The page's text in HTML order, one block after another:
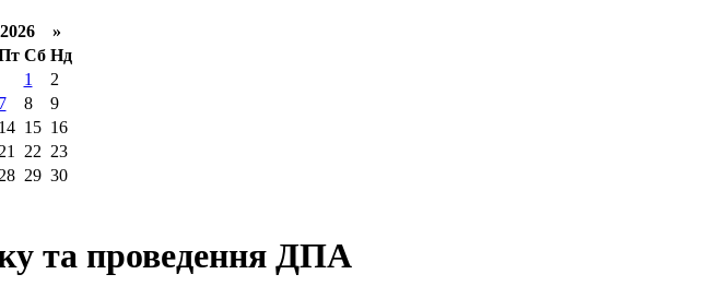
»
Сб Нд
1
2
7 8
9
14 15 16
21 22 23
28 29 30
та проведення ДПА